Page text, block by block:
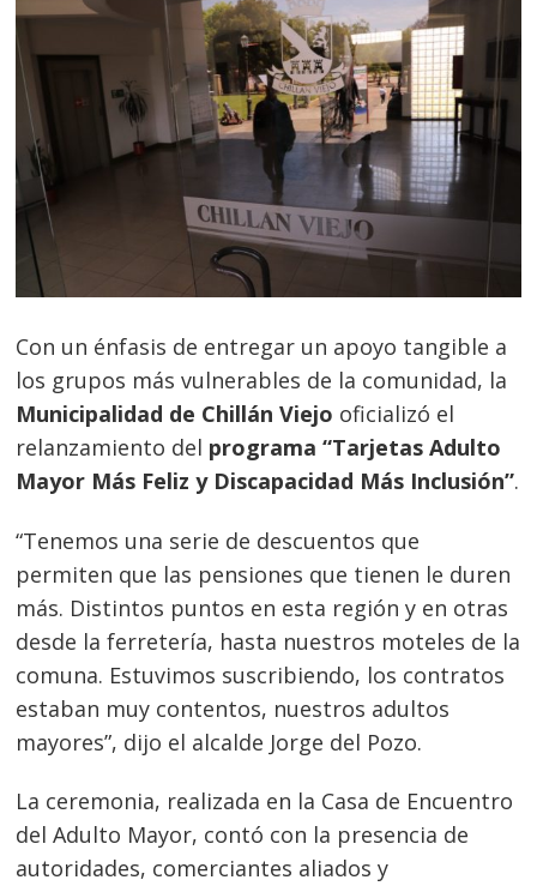
Con un énfasis de entregar un apoyo tangible a
los grupos más vulnerables de la comunidad, la
Municipalidad de Chillán Viejo oficializó el
relanzamiento del programa “Tarjetas Adulto
Mayor Más Feliz y Discapacidad Más Inclusión”.
“Tenemos una serie de descuentos que
permiten que las pensiones que tienen le duren
más. Distintos puntos en esta región y en otras
desde la ferretería, hasta nuestros moteles de la
comuna. Estuvimos suscribiendo, los contratos
estaban muy contentos, nuestros adultos
mayores”, dijo el alcalde Jorge del Pozo.
La ceremonia, realizada en la Casa de Encuentro
del Adulto Mayor, contó con la presencia de
autoridades, comerciantes aliados y